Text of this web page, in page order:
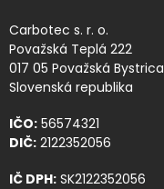
Carbotec s. r. o.
Považská Teplá 222
017 05 Považská Bystrica
Slovenská republika
IČO: 56574321
DIČ: 2122352056
IČ DPH: SK2122352056